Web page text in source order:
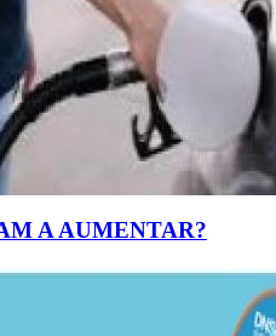
A AUMENTAR?